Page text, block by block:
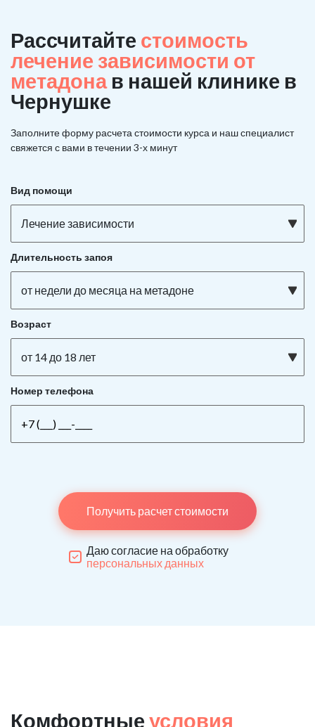
Рассчитайте стоимость
лечение зависимости от
метадона в нашей клинике в
Чернушке
Заполните форму расчета стоимости курса и наш специалист
свяжется с вами в течении 3-х минут
Вид помощи
Лечение зависимости
Длительность запоя
от недели до месяца на метадоне
Возраст
от 14 до 18 лет
Номер телефона
Получить расчет стоимости
Даю согласие на обработку
персональных данных
Комфортные условия